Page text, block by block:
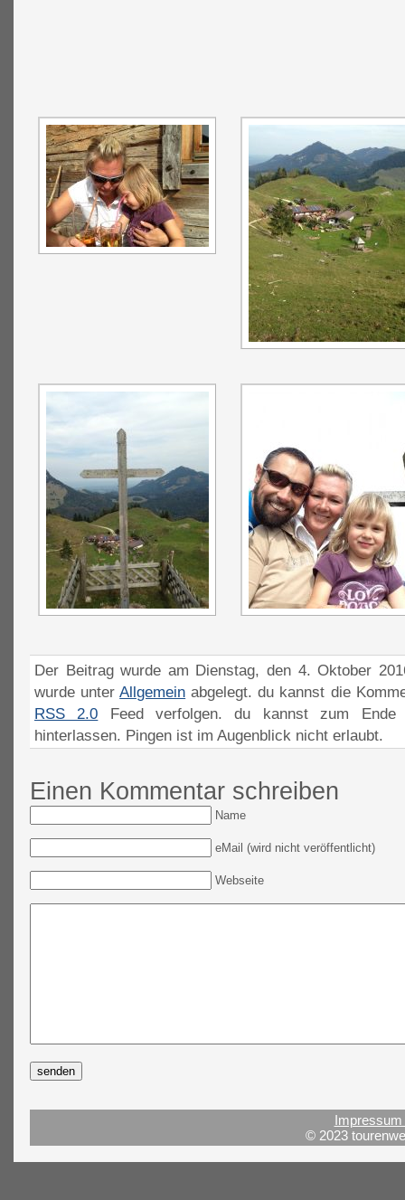
Der Beitrag wurde am Dienstag, den 4. Oktober
wurde unterAllgemein abgelegt. du kannst die
RSS 2.0 Feed verfolgen. du kannst zum Ende
hinterlassen. Pingen ist im Augenblick nicht erlaubt.
Einen Kommentar schreiben
Name
eMail (wird nicht veröffentlicht)
Webseite
© 2023